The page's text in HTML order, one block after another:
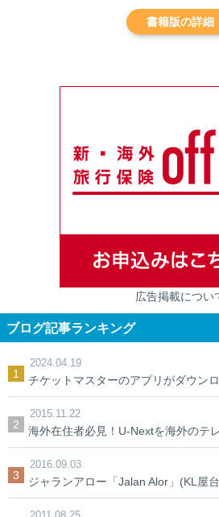
書籍版の詳細
広告掲載につい
ブログ記事ランキング
2024.04.19
2015.11.22
海外在住者必見！U-Nextを海外のテ
2016.09.03
ジャランアロー「Jalan Alor」(KL屋